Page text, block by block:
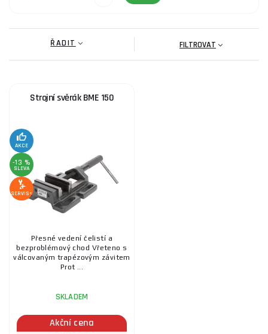
ŘADIT FILTROVAT
Strojní svěrák BME 150
AKCE
-13 %
SLEVA
SERVIS+
Přesné vedení čelistí a
bezproblémový chod Vřeteno s
válcovaným trapézovým závitem
Prot ...
SKLADEM
Akční cena